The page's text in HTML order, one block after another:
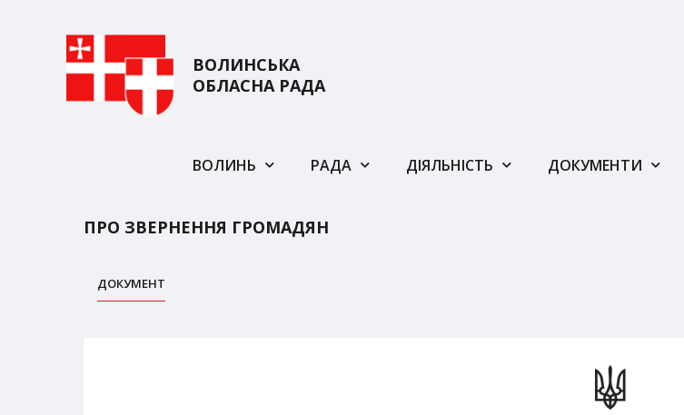
ВОЛИНСЬКА
ОБЛАСНА РАДА
ВОЛИНЬ РАДА ДІЯЛЬНІСТЬ ДОКУМЕНТИ
ПРО ЗВЕРНЕННЯ ГРОМАДЯН
ДОКУМЕНТ